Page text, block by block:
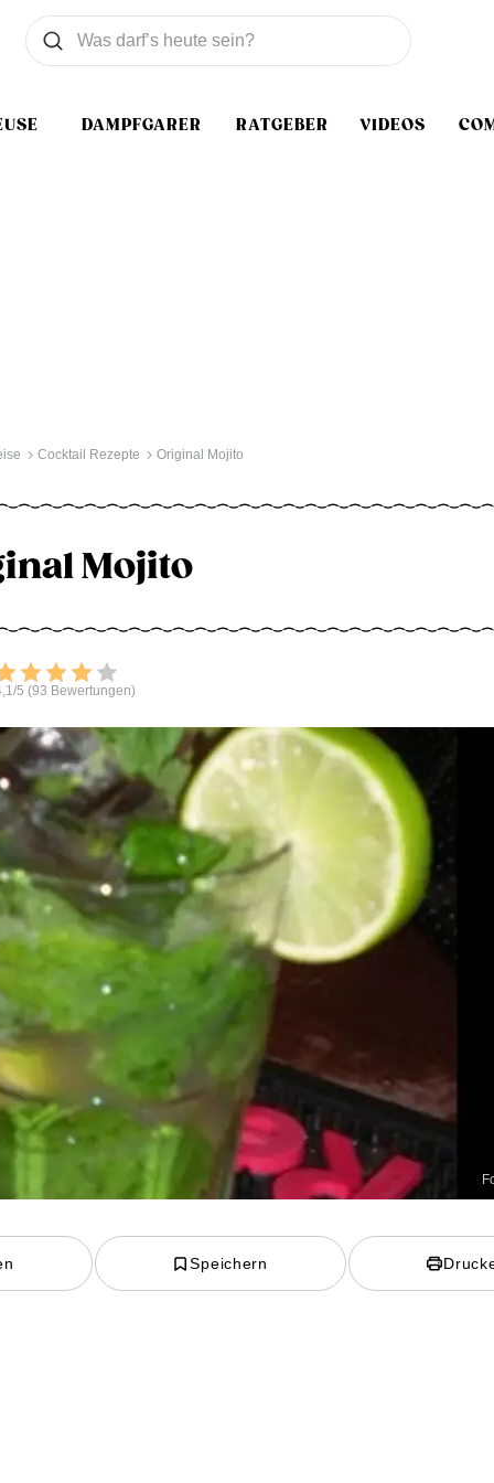
DAMPFGARER RATGEBER VIDEOS
Was wollen Sie suchen
Suchen
Cocktail Rezepte Original Mojito
Mojito
Bewerten
5 (93 Bewertungen)
Speichern